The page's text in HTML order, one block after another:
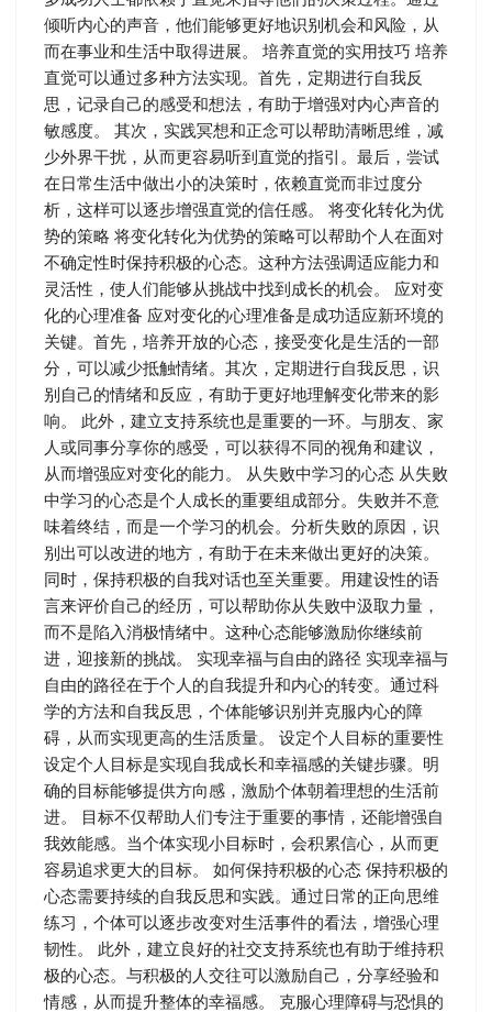
倾听内心的声音，他们能够更好地识别机会和风险，从
而在事业和生活中取得进展。 培养直觉的实用技巧 培养
直觉可以通过多种方法实现。首先，定期进行自我反
思，记录自己的感受和想法，有助于增强对内心声音的
敏感度。 其次，实践冥想和正念可以帮助清晰思维，减
少外界干扰，从而更容易听到直觉的指引。最后，尝试
在日常生活中做出小的决策时，依赖直觉而非过度分
析，这样可以逐步增强直觉的信任感。 将变化转化为优
势的策略 将变化转化为优势的策略可以帮助个人在面对
不确定性时保持积极的心态。这种方法强调适应能力和
灵活性，使人们能够从挑战中找到成长的机会。 应对变
化的心理准备 应对变化的心理准备是成功适应新环境的
关键。首先，培养开放的心态，接受变化是生活的一部
分，可以减少抵触情绪。其次，定期进行自我反思，识
别自己的情绪和反应，有助于更好地理解变化带来的影
响。 此外，建立支持系统也是重要的一环。与朋友、家
人或同事分享你的感受，可以获得不同的视角和建议，
从而增强应对变化的能力。 从失败中学习的心态 从失败
中学习的心态是个人成长的重要组成部分。失败并不意
味着终结，而是一个学习的机会。分析失败的原因，识
别出可以改进的地方，有助于在未来做出更好的决策。
同时，保持积极的自我对话也至关重要。用建设性的语
言来评价自己的经历，可以帮助你从失败中汲取力量，
而不是陷入消极情绪中。这种心态能够激励你继续前
进，迎接新的挑战。 实现幸福与自由的路径 实现幸福与
自由的路径在于个人的自我提升和内心的转变。通过科
学的方法和自我反思，个体能够识别并克服内心的障
碍，从而实现更高的生活质量。 设定个人目标的重要性
设定个人目标是实现自我成长和幸福感的关键步骤。明
确的目标能够提供方向感，激励个体朝着理想的生活前
进。 目标不仅帮助人们专注于重要的事情，还能增强自
我效能感。当个体实现小目标时，会积累信心，从而更
容易追求更大的目标。 如何保持积极的心态 保持积极的
心态需要持续的自我反思和实践。通过日常的正向思维
练习，个体可以逐步改变对生活事件的看法，增强心理
韧性。 此外，建立良好的社交支持系统也有助于维持积
极的心态。与积极的人交往可以激励自己，分享经验和
情感，从而提升整体的幸福感。 克服心理障碍与恐惧的